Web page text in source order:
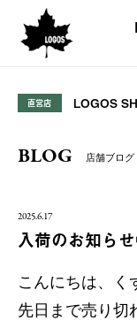
直営店 LOGOS
BLOG 店舗ブログ
2025.6.17
入荷のお知ら
こんにちは、く
先日まで売り切